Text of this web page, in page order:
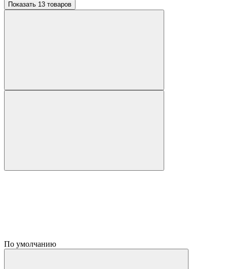
Показать 13 товаров
По умолчанию